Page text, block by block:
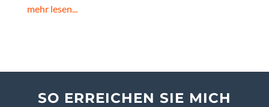
mehr lesen...
SO ERREICHEN SIE MICH